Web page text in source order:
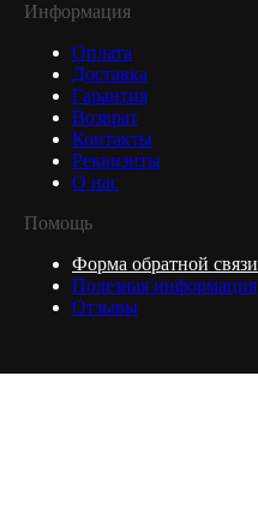
Информация
Оплата
Доставка
Гарантия
Возврат
Контакты
Реквизиты
О нас
Помощь
Форма обратной связи
Полезная информация
Отзывы